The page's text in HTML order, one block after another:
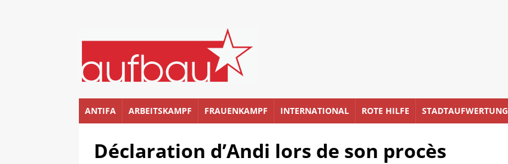
ANTIFA ARBEITSKAMPF FRAUENKAMPF INTERNATIONAL ROTE HILFE STADTAUFWERTUNG
Déclaration d’Andi lors de son procès